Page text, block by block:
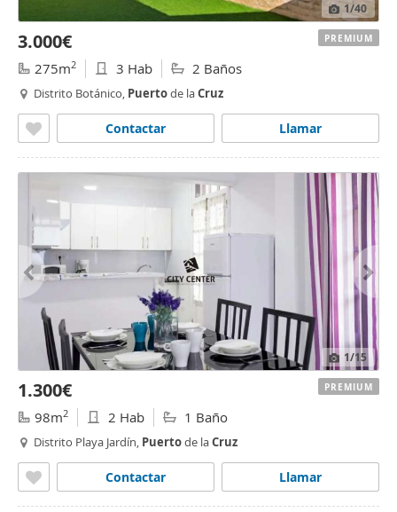
1/40
3.000€
275m2 3 Hab 2 Baños
Distrito Botánico, Puertode laCruz
Llamar
Contactar
PREMIUM
1/15
1.300€
98m2 2 Hab 1 Baño
Distrito Playa Jardín, Puertode laCruz
Llamar
Contactar
PREMIUM